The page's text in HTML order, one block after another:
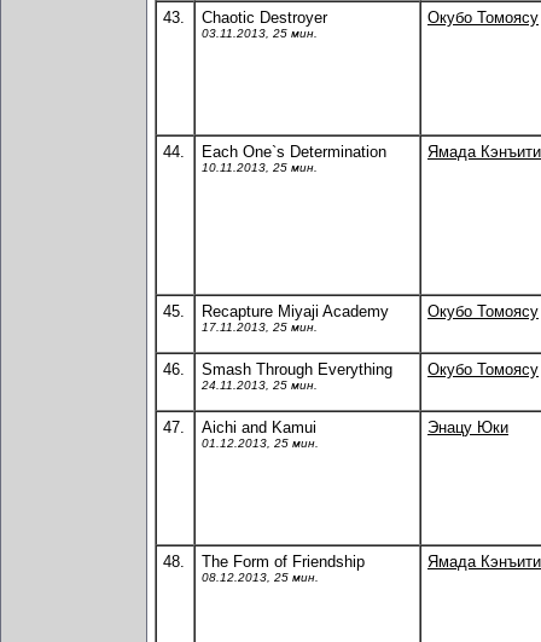
43. Chaotic Destroyer
03.11.2013, 25 мин.
Окубо Томоясу
44. Each One`s Determination
10.11.2013, 25 мин.
Ямада Кэнъити
45. Recapture Miyaji Academy
17.11.2013, 25 мин.
Окубо Томоясу
46. Smash Through Everything
24.11.2013, 25 мин.
Окубо Томоясу
47. Aichi and Kamui
01.12.2013, 25 мин.
Энацу Юки
48. The Form of Friendship
08.12.2013, 25 мин.
Ямада Кэнъити